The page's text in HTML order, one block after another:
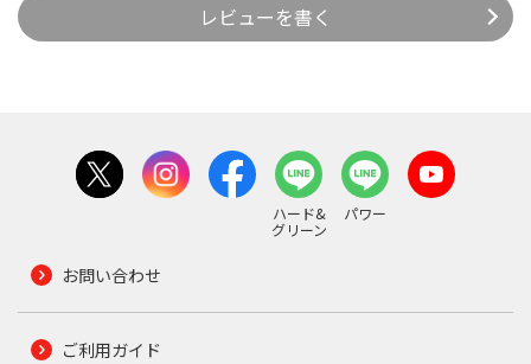
レビューを書く
ハード&
グリーン
パワー
お問い合わせ
ご利用ガイド